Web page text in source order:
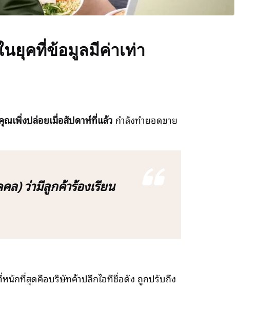
นยุคที่ข้อมูลมีค่าเท่า
ณเพิ่งปล่อยเมื่อสัปดาห์ที่แล้ว กำลังทำยอดขาย
ล) ว่ามีลูกค้าร้องเรียน
หนักที่สุดคือบริษัทค้าปลีกไอทีชื่อดัง ถูกปรับถึง